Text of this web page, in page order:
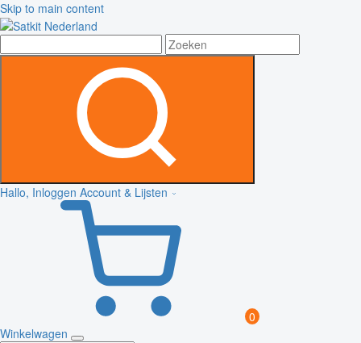
Skip to main content
Hallo, Inloggen Account & Lijsten
0
Winkelwagen